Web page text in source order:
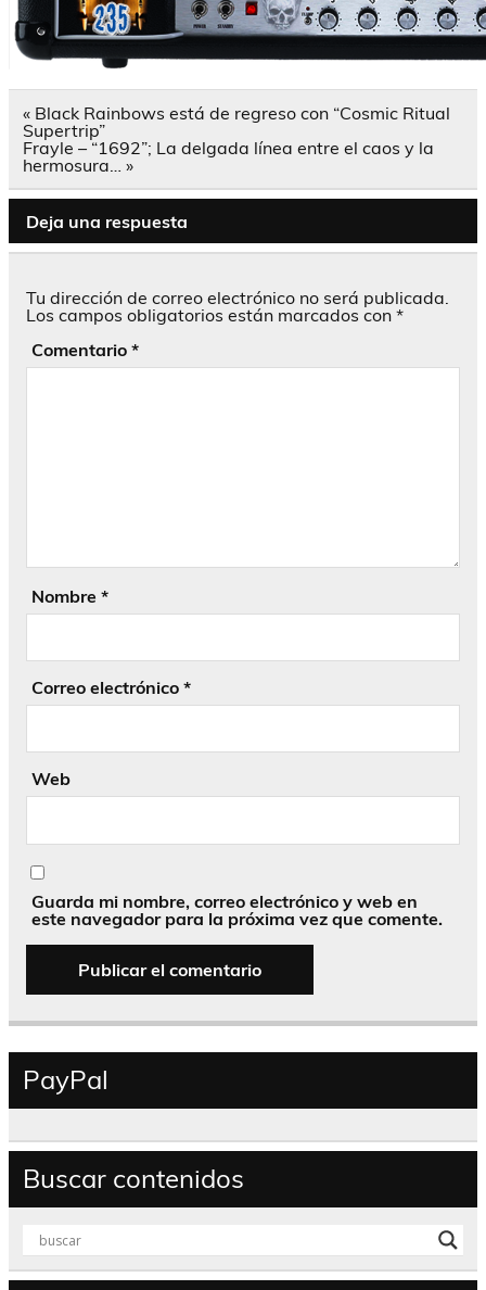
Navegación
de
entradas
« Black Rainbows está de regreso con “Cosmic Ritual
Supertrip”
Frayle – “1692”; La delgada línea entre el caos y la
hermosura… »
Deja una respuesta
Tu dirección de correo electrónico no será publicada.
Los campos obligatorios están marcados con *
Comentario *
Nombre *
Correo electrónico *
Web
Guarda mi nombre, correo electrónico y web en
este navegador para la próxima vez que comente.
PayPal
Buscar contenidos